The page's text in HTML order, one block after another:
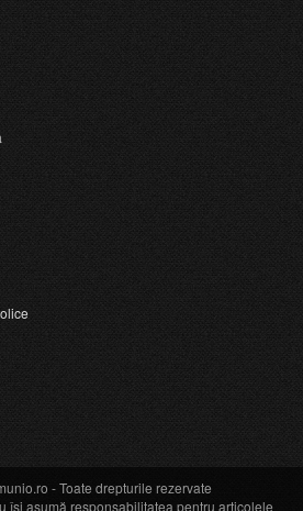
- Toate drepturile rezervate
își asumă responsabilitatea pentru articolele